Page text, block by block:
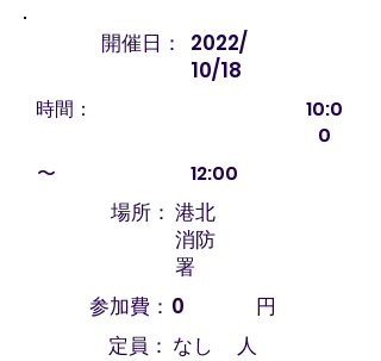
開催日：
2022/
10/18
時間：
10:0
0
〜
12:00
場所： 港北
消防
署
参加費： 0
円
定員： なし
人